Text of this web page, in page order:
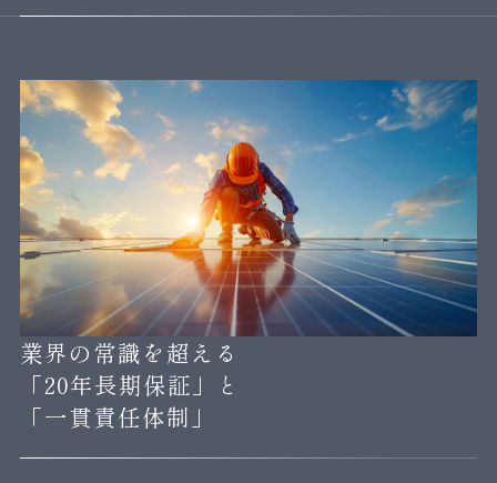
業界の常識を超える
「20年長期保証」と
「一貫責任体制」